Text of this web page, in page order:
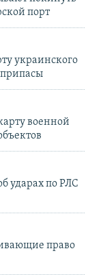
порт
украинского
военной
ударах по РЛС
право